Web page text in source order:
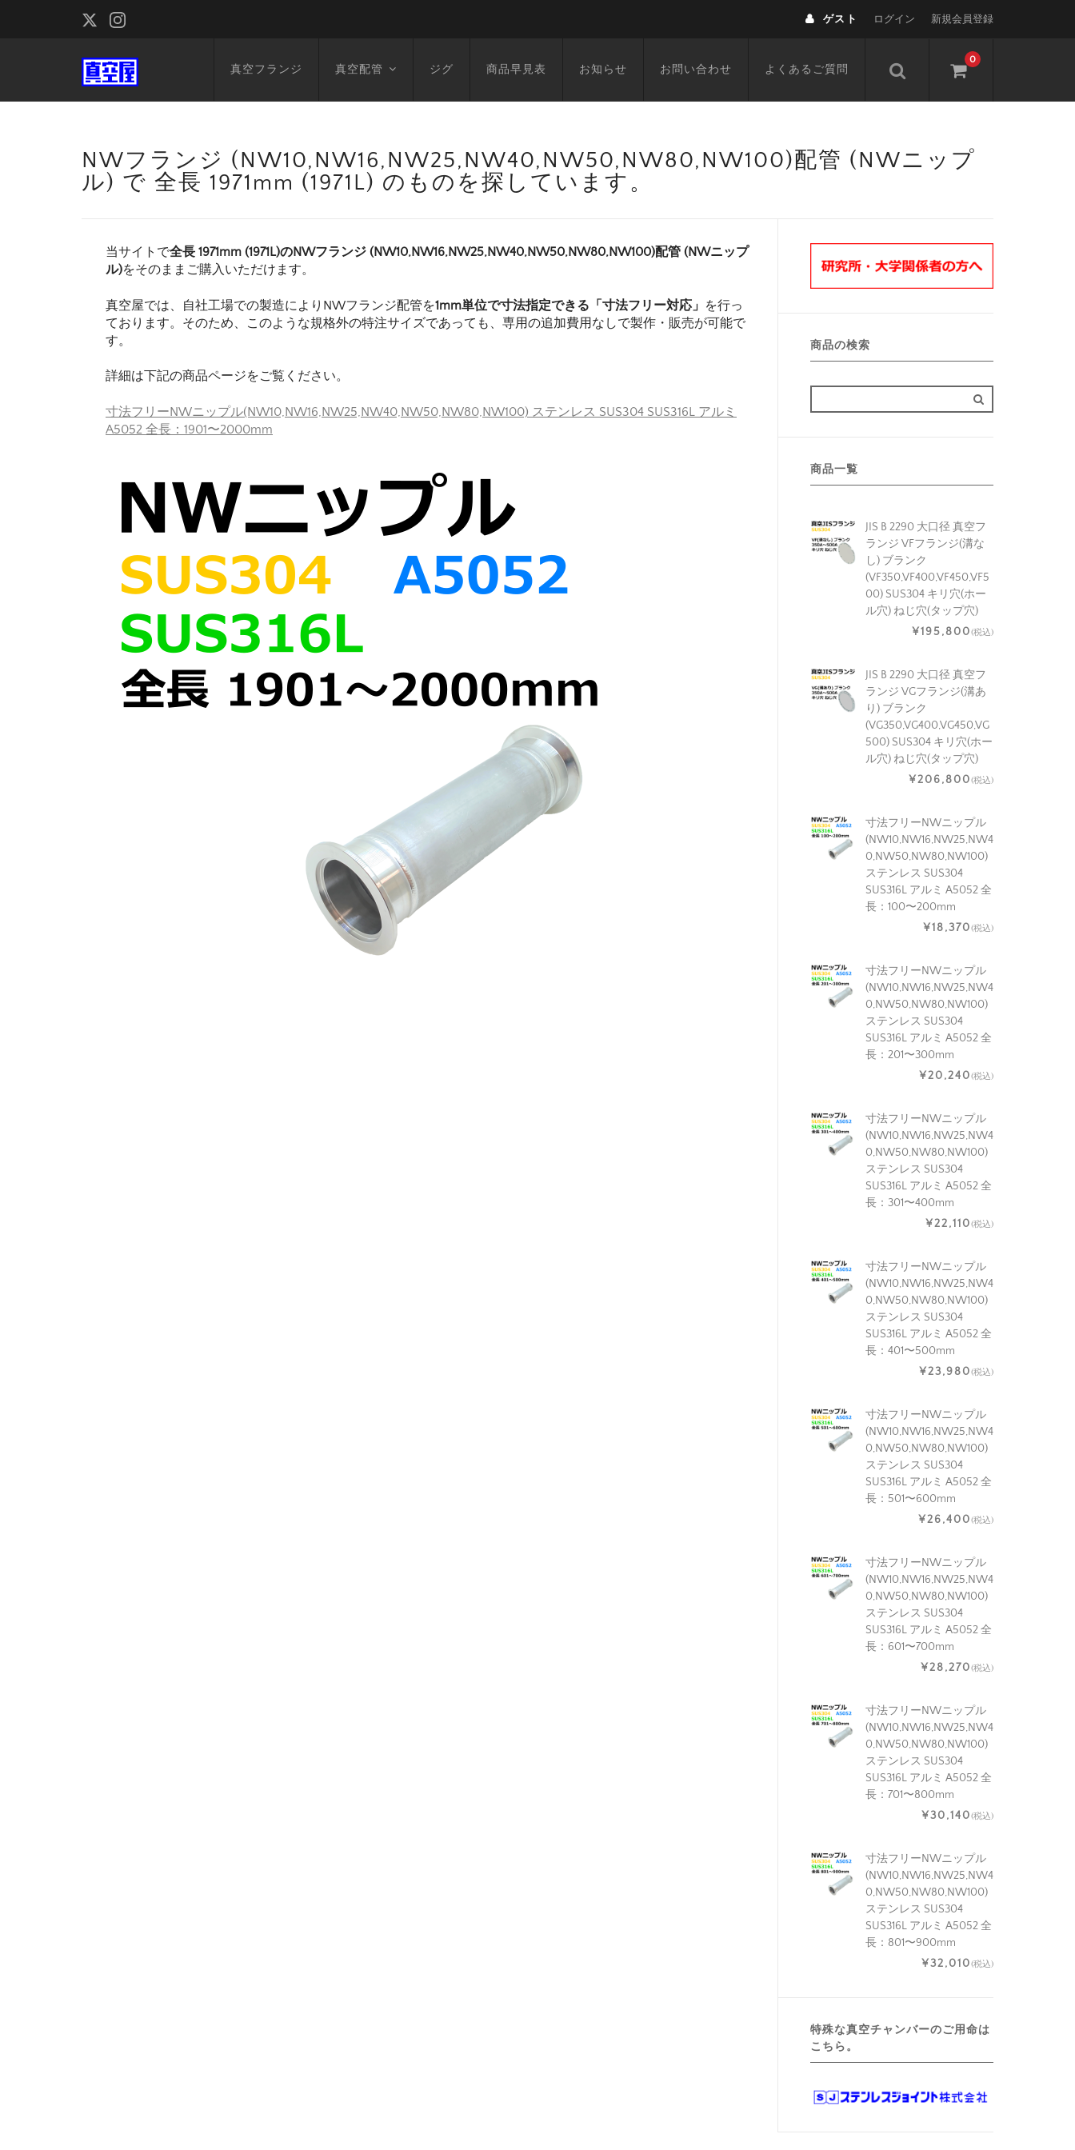
ゲスト ログイン 新規会員登録
0
真空フランジ 真空配管 ジグ 商品早見表 お知らせ お問い合わせ よくあるご質問
NWフランジ (NW10,NW16,NW25,NW40,NW50,NW80,NW100)配管 (NWニップ
ル) で 全長 1971mm (1971L) のものを探しています。
当サイトで全長 1971mm (1971L)のNWフランジ (NW10,NW16,NW25,NW40,NW50,NW80,NW100)配管 (NWニップ
ル)をそのままご購入いただけます。
真空屋では、自社工場での製造によりNWフランジ配管を1mm単位で寸法指定できる「寸法フリー対応」 を行っ
ております。そのため、このような規格外の特注サイズであっても、専用の追加費用なしで製作・販売が可能で
す。
詳細は下記の商品ページをご覧ください。
寸法フリーNWニップル(NW10,NW16,NW25,NW40,NW50,NW80,NW100) ステンレス SUS304 SUS316L アルミ
A5052 全長：1901〜2000mm
商品の検索
商品一覧
JIS B 2290 大口径 真空フ
ランジ VFフランジ(溝な
し) ブランク
(VF350,VF400,VF450,VF5
00) SUS304 キリ穴(ホー
ル穴) ねじ穴(タップ穴)
¥195,800(税込)
JIS B 2290 大口径 真空フ
ランジ VGフランジ(溝あ
り) ブランク
(VG350,VG400,VG450,VG
500) SUS304 キリ穴(ホー
ル穴) ねじ穴(タップ穴)
¥206,800(税込)
寸法フリーNWニップル
(NW10,NW16,NW25,NW4
0,NW50,NW80,NW100)
ステンレス SUS304
SUS316L アルミ A5052 全
長：100〜200mm
¥18,370(税込)
寸法フリーNWニップル
(NW10,NW16,NW25,NW4
0,NW50,NW80,NW100)
ステンレス SUS304
SUS316L アルミ A5052 全
長：201〜300mm
¥20,240(税込)
寸法フリーNWニップル
(NW10,NW16,NW25,NW4
0,NW50,NW80,NW100)
ステンレス SUS304
SUS316L アルミ A5052 全
長：301〜400mm
¥22,110(税込)
寸法フリーNWニップル
(NW10,NW16,NW25,NW4
0,NW50,NW80,NW100)
ステンレス SUS304
SUS316L アルミ A5052 全
長：401〜500mm
¥23,980(税込)
寸法フリーNWニップル
(NW10,NW16,NW25,NW4
0,NW50,NW80,NW100)
ステンレス SUS304
SUS316L アルミ A5052 全
長：501〜600mm
¥26,400(税込)
寸法フリーNWニップル
(NW10,NW16,NW25,NW4
0,NW50,NW80,NW100)
ステンレス SUS304
SUS316L アルミ A5052 全
長：601〜700mm
¥28,270(税込)
寸法フリーNWニップル
(NW10,NW16,NW25,NW4
0,NW50,NW80,NW100)
ステンレス SUS304
SUS316L アルミ A5052 全
長：701〜800mm
¥30,140(税込)
寸法フリーNWニップル
(NW10,NW16,NW25,NW4
0,NW50,NW80,NW100)
ステンレス SUS304
SUS316L アルミ A5052 全
長：801〜900mm
¥32,010(税込)
特殊な真空チャンバーのご用命は
こちら。